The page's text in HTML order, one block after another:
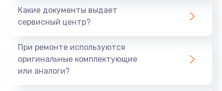
Заказать
3390 руб.
Заказать
Какие документы выдает
сервисный центр?
При ремонте используются
оригинальные комплектующие
или аналоги?